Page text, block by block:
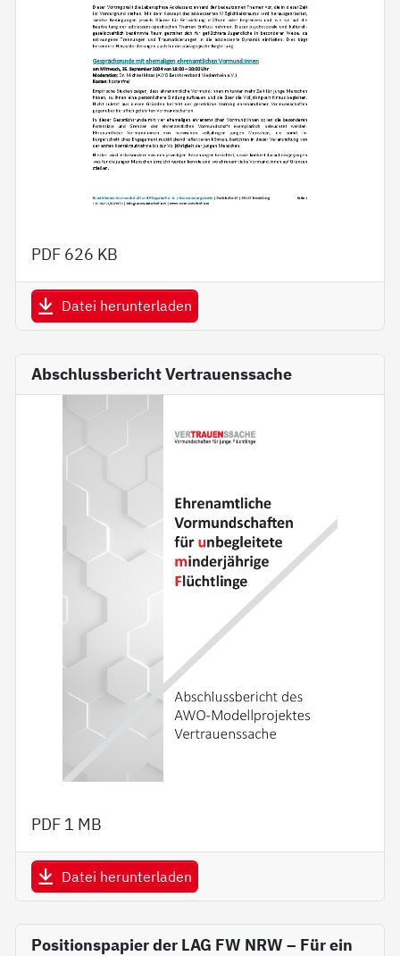
PDF 626 KB
Datei herunterladen
Abschlussbericht Vertrauenssache
PDF 1 MB
Datei herunterladen
Positionspapier der LAG FW NRW – Für ein